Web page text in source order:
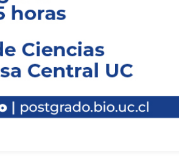
la